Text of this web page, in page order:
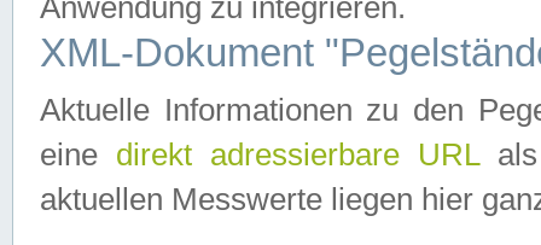
Anwendung zu integrieren.
XML-Dokument
Aktuelle Informationen zu den
eine direkt adressierbare URLals
aktuellen Messwerte liegen hier